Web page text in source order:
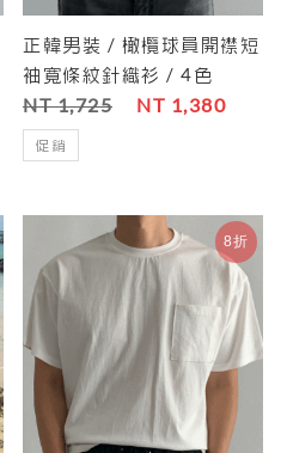
正韓男裝 / 橄欖球員開襟短
袖寬條紋針織衫 / 4色
NT 1,725 NT 1,380
促銷
8折